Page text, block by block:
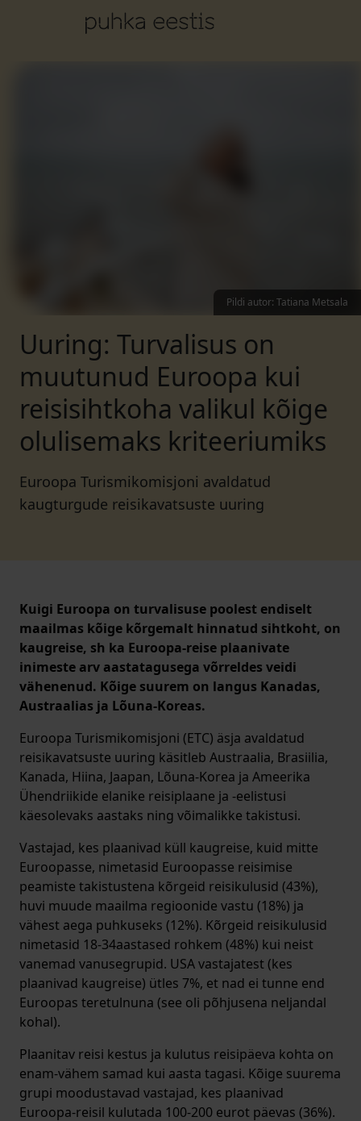
Pildi autor: Tatiana Metsala
Uuring: Turvalisus on
muutunud Euroopa kui
reisisihtkoha valikul kõige
olulisemaks kriteeriumiks
Euroopa Turismikomisjoni avaldatud
kaugturgude reisikavatsuste uuring
Kuigi Euroopa on turvalisuse poolest endiselt
maailmas kõige kõrgemalt hinnatud sihtkoht, on
kaugreise, sh ka Euroopa-reise plaanivate
inimeste arv aastatagusega võrreldes veidi
vähenenud. Kõige suurem on langus Kanadas,
Austraalias ja Lõuna-Koreas.
Euroopa Turismikomisjoni (ETC) äsja avaldatud
reisikavatsuste uuring käsitleb Austraalia, Brasiilia,
Kanada, Hiina, Jaapan, Lõuna-Korea ja Ameerika
Ühendriikide elanike reisiplaane ja -eelistusi
käesolevaks aastaks ning võimalikke takistusi.
Vastajad, kes plaanivad küll kaugreise, kuid mitte
Euroopasse, nimetasid Euroopasse reisimise
peamiste takistustena kõrgeid reisikulusid (43%),
huvi muude maailma regioonide vastu (18%) ja
vähest aega puhkuseks (12%). Kõrgeid reisikulusid
nimetasid 18-34aastased rohkem (48%) kui neist
vanemad vanusegrupid. USA vastajatest (kes
plaanivad kaugreise) ütles 7%, et nad ei tunne end
Euroopas teretulnuna (see oli põhjusena neljandal
kohal).
Plaanitav reisi kestus ja kulutus reisipäeva kohta on
enam-vähem samad kui aasta tagasi. Kõige suurema
grupi moodustavad vastajad, kes plaanivad
Euroopa-reisil kulutada 100-200 eurot päevas (36%).